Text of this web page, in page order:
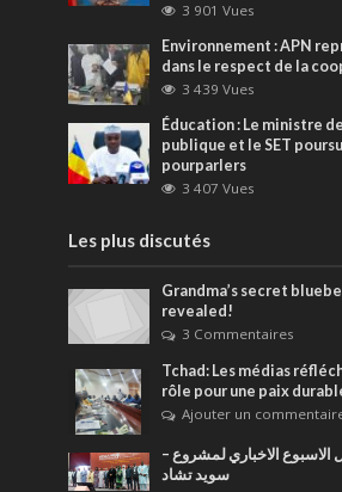
3 901 Vues
Environnement : APN
dans le respect de la
3 439 Vues
Éducation : Le ministre
publique et le SET
pourparlers
3 407 Vues
Les plus discutés
Grandma’s secret
revealed!
3 Commentaires
Tchad: Les médias
rôle pour une paix
Ajouter un
الاسبوع الاخباري لمشروع –
سويد تشاد